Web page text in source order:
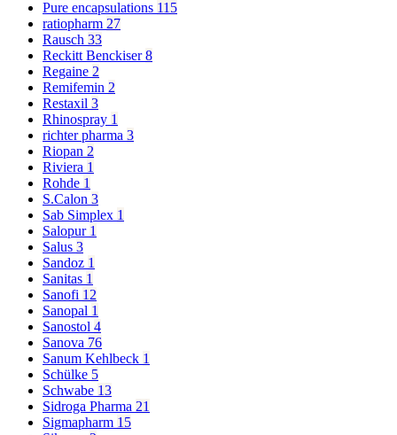
Pure encapsulations 115
ratiopharm 27
Rausch 33
Reckitt Benckiser8
Regaine 2
Remifemin 2
Restaxil 3
Rhinospray 1
richter pharma 3
Riopan 2
Riviera 1
Rohde 1
S.Calon 3
Sab Simplex 1
Salopur 1
Salus 3
Sandoz 1
Sanitas 1
Sanofi 12
Sanopal 1
Sanostol 4
Sanova 76
Sanum Kehlbeck 1
Schülke 5
Schwabe 13
Sidroga Pharma 21
Sigmapharm 15